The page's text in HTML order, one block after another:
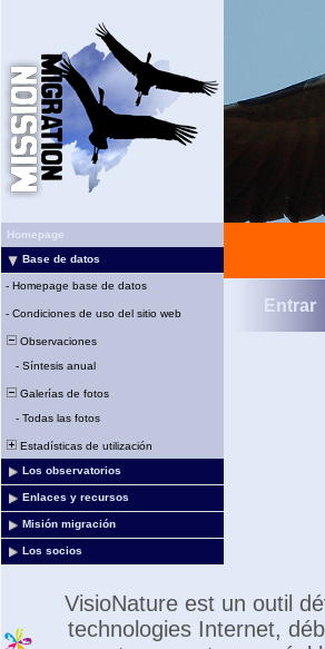
Homepage
Base de datos
- Homepage base de datos
- Condiciones de uso del sitio web
Observaciones
- Síntesis anual
Galerías de fotos
- Todas las fotos
Estadísticas de utilización
Los observatorios
Enlaces y recursos
Misión migración
Los socios
Entrar
VisioNature est un outil
technologies Internet,